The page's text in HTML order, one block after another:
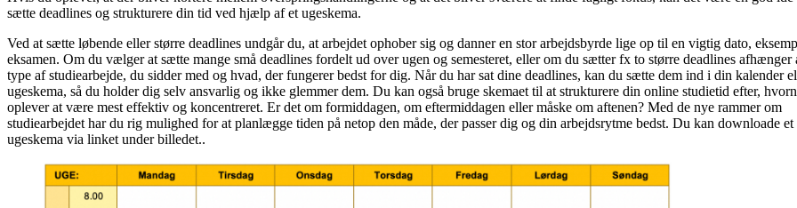
sætte deadlines og strukturere din tid ved hjælp af et ugeskema.
Ved at sætte løbende eller større deadlines undgår du, at arbejdet ophober sig og danner en stor arbejdsbyrde lige op til en vigtig dato,
eksamen. Om du vælger at sætte mange små deadlines fordelt ud over ugen og semesteret, eller om du sætter fx to større deadlines afhænger
type af studiearbejde, du sidder med og hvad, der fungerer bedst for dig. Når du har sat dine deadlines, kan du sætte dem ind i din kalender
ugeskema, så du holder dig selv ansvarlig og ikke glemmer dem. Du kan også bruge skemaet til at strukturere din online studietid efter,
oplever at være mest effektiv og koncentreret. Er det om formiddagen, om eftermiddagen eller måske om aftenen? Med de nye rammer om
studiearbejdet har du rig mulighed for at planlægge tiden på netop den måde, der passer dig og din arbejdsrytme bedst. Du kan downloade et
ugeskema via linket under billedet..